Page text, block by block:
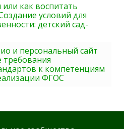
как воспитать
условий для
детский сад-
и персональный сайт
требования
к компетенциям
ФГОС